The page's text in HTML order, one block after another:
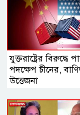
যুক্তরাষ্ট্রের বিরুদ্ধে
পদক্ষেপ চীনের,
‍উত্তেজনা